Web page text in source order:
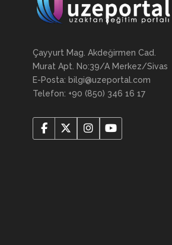
Çayyurt Mag. Akdeğirmen Cad.
Murat Apt. No:39/A Merkez/Sivas
E-Posta: bilgi@uzeportal.com
Telefon: +90 (850) 346 16 17